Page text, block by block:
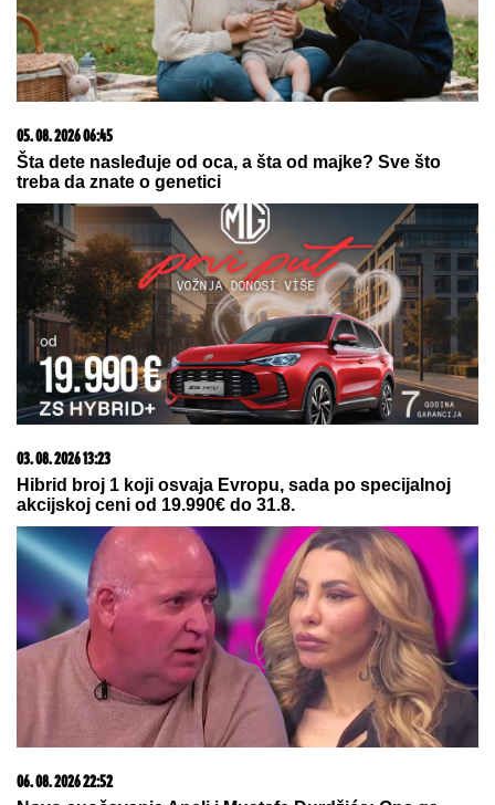
06. 08. 2026 09:39
Marija (3) se igrala u dvorištu i samo je nestala: Posle
42 godine otac je pronašao, zanemeo je kada je saznao
gde je bila
20. 07. 2026 08:04
REGISTRUJ SE UZ PROMO KOD CASINO Preuzmi
1500 BESPLATNIH SPINOVA